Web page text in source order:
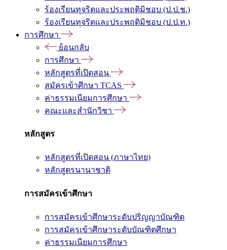
ร้องเรียนทุจริตและประพฤติมิชอบ (ป.ป.ช.)
ร้องเรียนทุจริตและประพฤติมิชอบ (ป.ป.ท.)
การศึกษา
ย้อนกลับ
การศึกษา
หลักสูตรที่เปิดสอน
สมัครเข้าศึกษา TCAS
ค่าธรรมเนียมการศึกษา
คณะและสำนักวิชา
หลักสูตร
หลักสูตรที่เปิดสอน (ภาษาไทย)
หลักสูตรนานาชาติ
การสมัครเข้าศึกษา
การสมัครเข้าศึกษาระดับปริญญาบัณฑิต
การสมัครเข้าศึกษาระดับบัณฑิตศึกษา
ค่าธรรมเนียมการศึกษา